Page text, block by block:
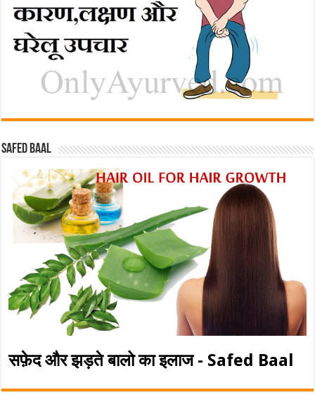
Safed baal
सफ़ेद और झड़ते बालो का इलाज - Safed Baal